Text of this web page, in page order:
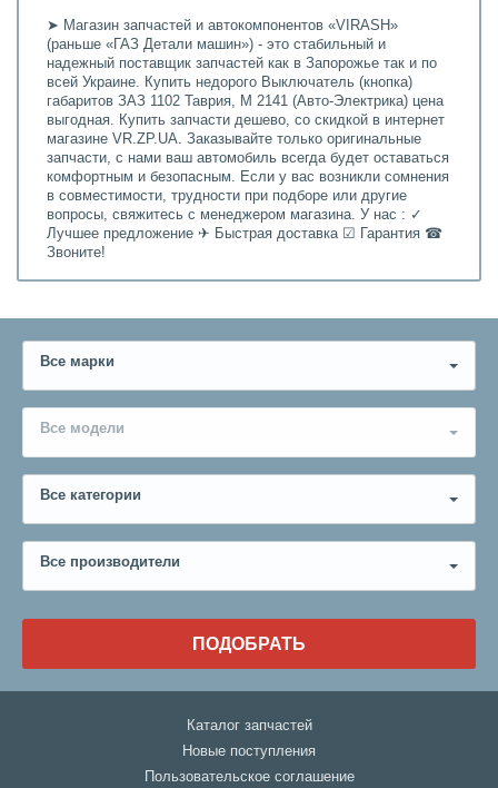
➤ Магазин запчастей и автокомпонентов «VIRASH»
(раньше «ГАЗ Детали машин») - это стабильный и
надежный поставщик запчастей как в Запорожье так и по
всей Украине. Купить недорого Выключатель (кнопка)
габаритов ЗАЗ 1102 Таврия, М 2141 (Авто-Электрика) цена
выгодная. Купить запчасти дешево, со скидкой в интернет
магазине VR.ZP.UA. Заказывайте только оригинальные
запчасти, с нами ваш автомобиль всегда будет оставаться
комфортным и безопасным. Если у вас возникли сомнения
в совместимости, трудности при подборе или другие
вопросы, свяжитесь с менеджером магазина. У нас : ✓
Лучшее предложение ✈ Быстрая доставка ☑ Гарантия ☎
Звоните!
Все марки
Все модели
Все категории
Все производители
ПОДОБРАТЬ
Каталог запчастей
Новые поступления
Пользовательское соглашение